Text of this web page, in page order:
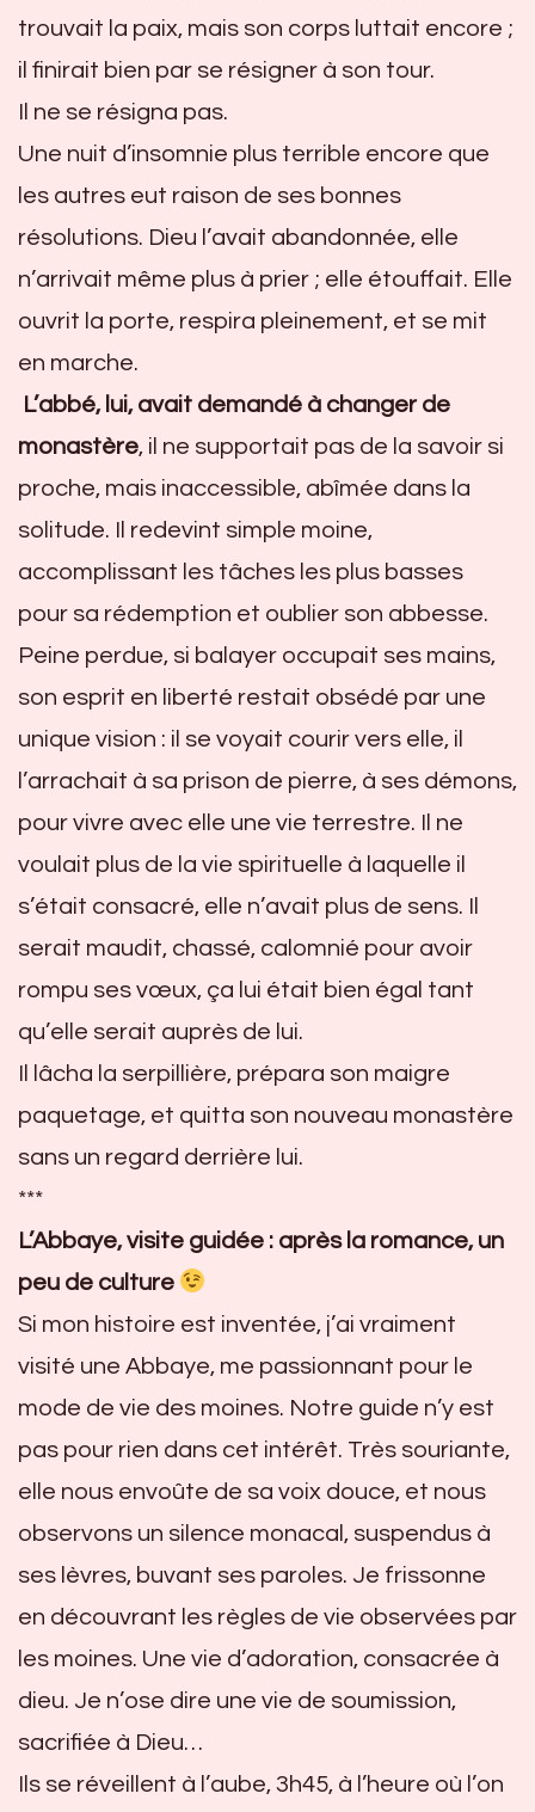
trouvait la paix, mais son corps luttait encore ;
il finirait bien par se résigner à son tour.
Il ne se résigna pas.
Une nuit d’insomnie plus terrible encore que
les autres eut raison de ses bonnes
résolutions. Dieu l’avait abandonnée, elle
n’arrivait même plus à prier ; elle étouffait. Elle
ouvrit la porte, respira pleinement, et se mit
en marche.
L’abbé, lui, avait demandé à changer de
monastère, il ne supportait pas de la savoir si
proche, mais inaccessible, abîmée dans la
solitude. Il redevint simple moine,
accomplissant les tâches les plus basses
pour sa rédemption et oublier son abbesse.
Peine perdue, si balayer occupait ses mains,
son esprit en liberté restait obsédé par une
unique vision : il se voyait courir vers elle, il
l’arrachait à sa prison de pierre, à ses démons,
pour vivre avec elle une vie terrestre. Il ne
voulait plus de la vie spirituelle à laquelle il
s’était consacré, elle n’avait plus de sens. Il
serait maudit, chassé, calomnié pour avoir
rompu ses vœux, ça lui était bien égal tant
qu’elle serait auprès de lui.
Il lâcha la serpillière, prépara son maigre
paquetage, et quitta son nouveau monastère
sans un regard derrière lui.
***
L’Abbaye, visite guidée : après la romance, un
peu de culture
Si mon histoire est inventée, j’ai vraiment
visité une Abbaye, me passionnant pour le
mode de vie des moines. Notre guide n’y est
pas pour rien dans cet intérêt. Très souriante,
elle nous envoûte de sa voix douce, et nous
observons un silence monacal, suspendus à
ses lèvres, buvant ses paroles. Je frissonne
en découvrant les règles de vie observées par
les moines. Une vie d’adoration, consacrée à
dieu. Je n’ose dire une vie de soumission,
sacrifiée à Dieu…
Ils se réveillent à l’aube, 3h45, à l’heure où l’on